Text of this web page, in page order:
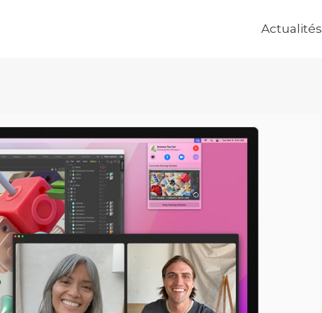
Actualités